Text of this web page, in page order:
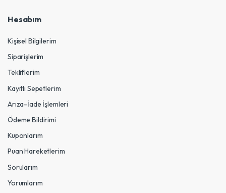
Hesabım
Kişisel Bilgilerim
Siparişlerim
Tekliflerim
Kayıtlı Sepetlerim
Arıza-İade İşlemleri
Ödeme Bildirimi
Kuponlarım
Puan Hareketlerim
Sorularım
Yorumlarım